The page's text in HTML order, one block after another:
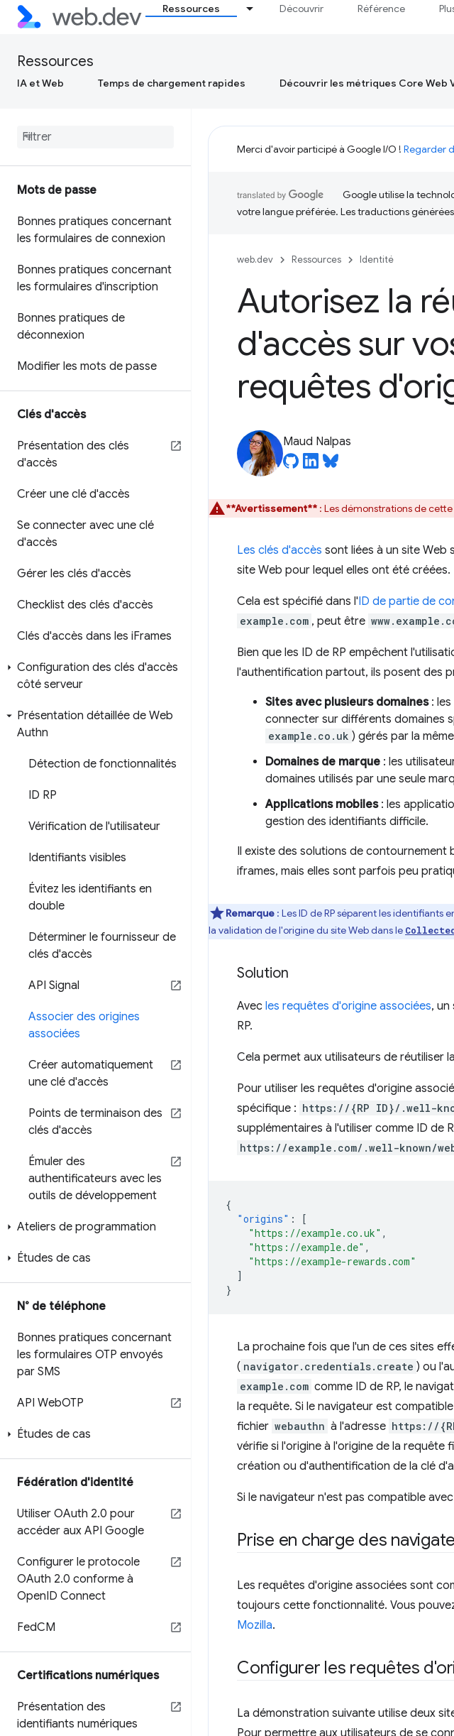
Ressources Découvrir Référence
Ressources
IA et Web Temps de chargement rapides Découvrir les métriques Core Web
Mots de passe
Bonnes pratiques concernant
les formulaires de connexion
Bonnes pratiques concernant
les formulaires d'inscription
Bonnes pratiques de
déconnexion
Modifier les mots de passe
Clés d'accès
Présentation des clés
d'accès
Créer une clé d'accès
Se connecter avec une clé
d'accès
Gérer les clés d'accès
Checklist des clés d'accès
Clés d'accès dans les iFrames
Configuration des clés d'accès
côté serveur
Présentation détaillée de Web
Authn
Détection de fonctionnalités
ID RP
Vérification de l'utilisateur
Identifiants visibles
Évitez les identifiants en
double
Déterminer le fournisseur de
clés d'accès
API Signal
Associer des origines
associées
Créer automatiquement
une clé d'accès
Points de terminaison des
clés d'accès
Émuler des
authentificateurs avec les
outils de développement
Ateliers de programmation
Études de cas
N° de téléphone
Bonnes pratiques concernant
les formulaires OTP envoyés
par SMS
API WebOTP
Études de cas
Fédération d'identité
Utiliser OAuth 2.0 pour
accéder aux API Google
Configurer le protocole
OAuth 2.0 conforme à
OpenID Connect
FedCM
Certifications numériques
Présentation des
identifiants numériques
Merci d'avoir participé à Google I/O ! Regarder
Google utilise la
votre langue préférée. Les traductions
web.dev Ressources Identité
Autorisez la
d'accès sur
requêtes
Maud Nalpas
**Avertissement** : Les démonstrations de
Les clés d'accès sont liées à un site
site Web pour lequel elles ont été créées.
Cela est spécifié dans l'ID de partie de
example.com , peut être
Bien que les ID de RP empêchent
l'authentification partout, ils posent des
Sites avec plusieurs domaines: les
connecter sur différents domaines
example.co.uk ) gérés par la
Domaines de marque : les
domaines utilisés par une seule
Applications mobiles: les
gestion des identifiants difficile.
Il existe des solutions de
iframes, mais elles sont parfois peu
Remarque : Les ID de RP séparent les
la validation de l'origine du site Web dans le
Solution
Avec les requêtes d'origine associées, un
RP.
Cela permet aux utilisateurs de réutiliser
Pour utiliser les requêtes d'origine
spécifique : https://{RP ID}/.well-
supplémentaires à l'utiliser comme ID de
https://example.com/.well-known/
{
"origins" :
[
"https://example.co.uk" ,
"https://example.de" ,
"https://example-rewards.com"
]
}
La prochaine fois que l'un de ces sites
( navigator.credentials.create ) ou
example.com comme ID de RP, le
la requête. Si le navigateur est
fichier webauthn à l'adresse https://
vérifie si l'origine à l'origine de la requête
création ou d'authentification de la clé
Si le navigateur n'est pas compatible
Prise en charge des
Les requêtes d'origine associées sont
toujours cette fonctionnalité. Vous
Mozilla.
Configurer les requêtes
La démonstration suivante utilise deux
Pour permettre aux utilisateurs de se